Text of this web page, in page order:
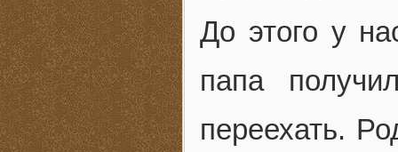
До этого у
папа
переехать.